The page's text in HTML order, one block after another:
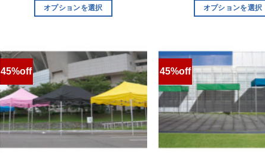
オプションを選択 オプションを選択
45%off
お気
に入
りに
追加
45%off